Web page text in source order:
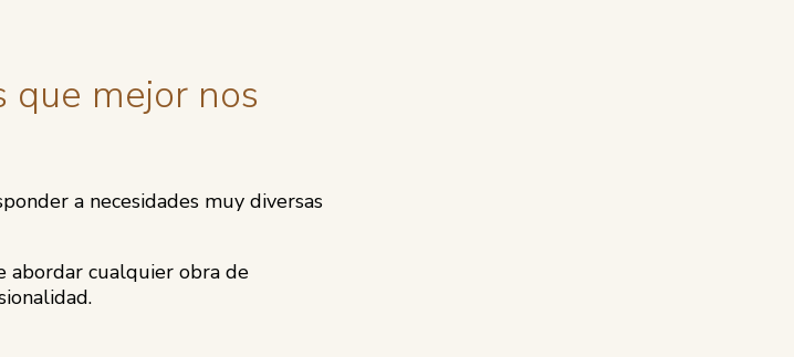
que mejor nos
a necesidades muy diversas
abordar cualquier obra de